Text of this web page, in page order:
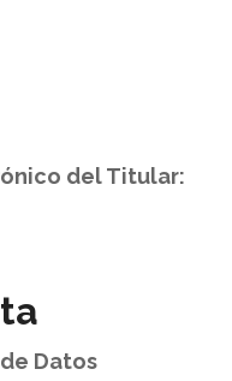
del Titular:
Datos